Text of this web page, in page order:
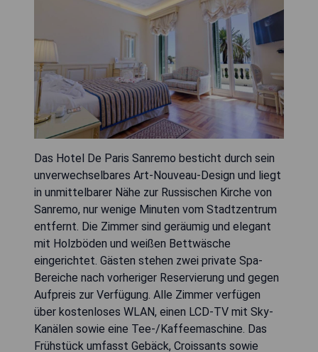
Das Hotel De Paris Sanremo besticht durch sein
unverwechselbares Art-Nouveau-Design und liegt
in unmittelbarer Nähe zur Russischen Kirche von
Sanremo, nur wenige Minuten vom Stadtzentrum
entfernt. Die Zimmer sind geräumig und elegant
mit Holzböden und weißen Bettwäsche
eingerichtet. Gästen stehen zwei private Spa-
Bereiche nach vorheriger Reservierung und gegen
Aufpreis zur Verfügung. Alle Zimmer verfügen
über kostenloses WLAN, einen LCD-TV mit Sky-
Kanälen sowie eine Tee-/Kaffeemaschine. Das
Frühstück umfasst Gebäck, Croissants sowie